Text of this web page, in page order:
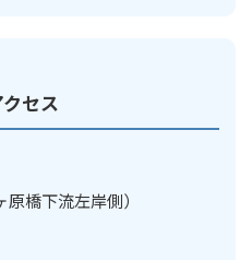
セス
橋下流左岸側）